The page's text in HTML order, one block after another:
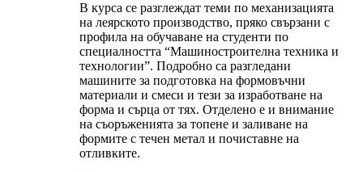
В курса се разглеждат теми по механизацията
на леярското производство, пряко свързани с
профила на обучаване на студенти по
специалността “Машиностроителна техника и
технологии”. Подробно са разгледани
машините за подготовка на формовъчни
материали и смеси и тези за изработване на
форма и сърца от тях. Отделено е и внимание
на съоръженията за топене и заливане на
формите с течен метал и почиставне на
отливките.